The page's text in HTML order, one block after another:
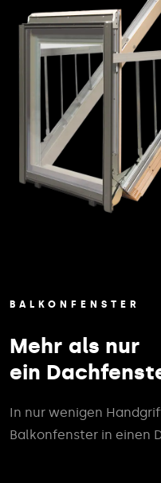
BALKONFENSTER
Mehr als nur
ein
In nur wenigen
Balkonfenster in einen